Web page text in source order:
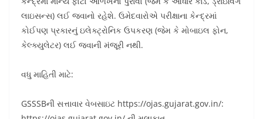
લાઇસન્સ) લઈ જવાનો રહેશે. ઉમેદવારોએ પરીક્ષાના કેન્દ્રમાં
કોઈપણ પ્રકારનું ઇલેક્ટ્રોનિક ઉપકરણ (જેમ કે મોબાઇલ ફોન,
કેલ્ક્યુલેટર) લઈ જવાની મંજૂરી નથી.
વધુ માહિતી માટે:
GSSSBની સત્તાવાર વેબસાઇટ https://ojas.gujarat.gov.in/: